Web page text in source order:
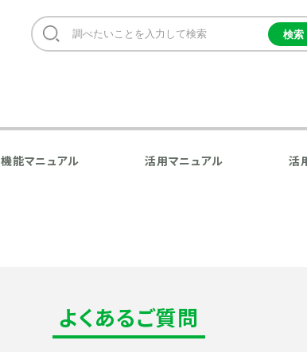
機能マニュアル 活用マニュアル 活
よくあるご質問